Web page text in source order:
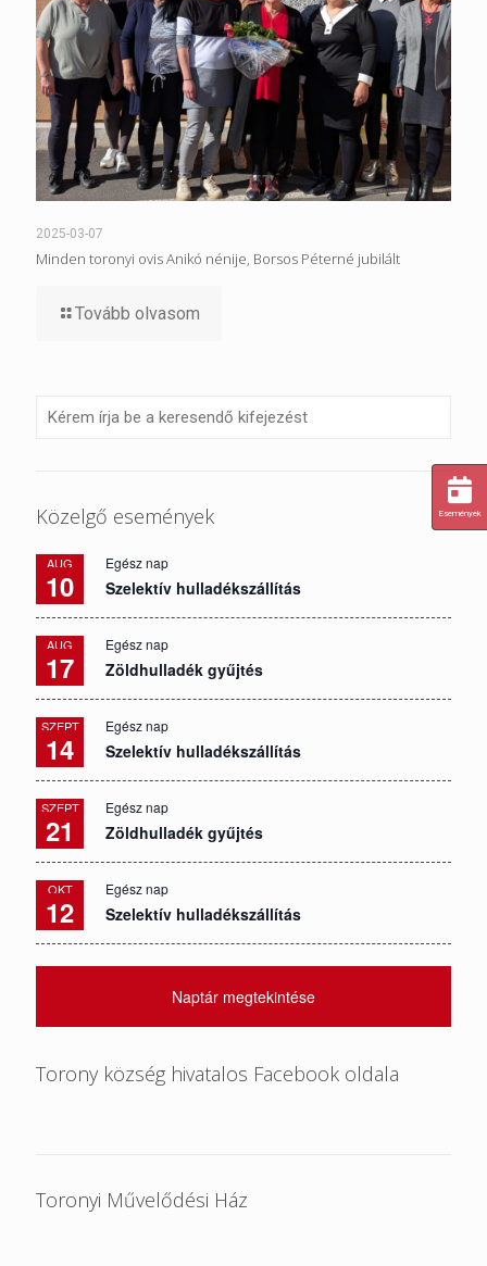
2025-03-07
Minden toronyi ovis Anikó nénije, Borsos Péterné jubilált
Tovább olvasom
Közelgő események
AUG
10
Egész nap
Szelektív hulladékszállítás
AUG
17
Egész nap
Zöldhulladék gyűjtés
SZEPT
14
Egész nap
Szelektív hulladékszállítás
SZEPT
21
Egész nap
Zöldhulladék gyűjtés
OKT
12
Egész nap
Szelektív hulladékszállítás
Naptár megtekintése
Torony község hivatalos Facebook oldala
Toronyi Művelődési Ház
Események